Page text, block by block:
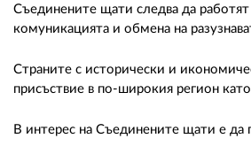
Съединените щати следва да
комуникацията и обмена на
Страните с исторически и
присъствие в по-широкия регион
В интерес на Съединените щати е